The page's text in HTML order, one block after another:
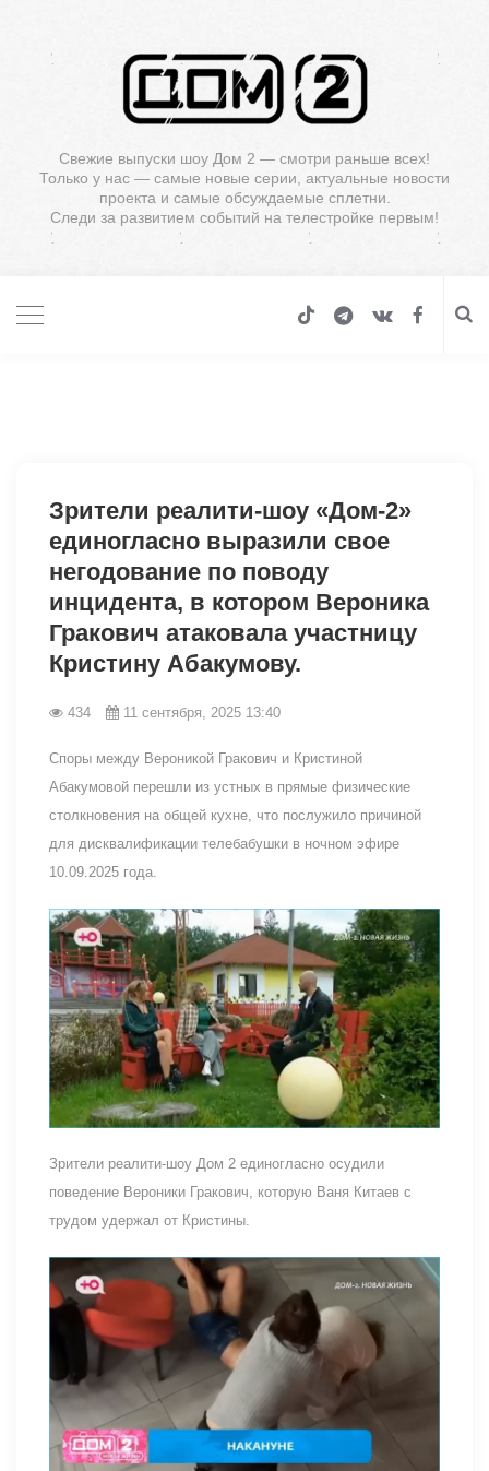
Свежие выпуски шоу Дом 2 — смотри раньше всех!
Только у нас — самые новые серии, актуальные новости
проекта и самые обсуждаемые сплетни.
Следи за развитием событий на телестройке первым!
Зрители реалити-шоу «Дом-2»
единогласно выразили свое
негодование по поводу
инцидента, в котором Вероника
Гракович атаковала участницу
Кристину Абакумову.
434 11 сентября, 2025 13:40
Споры между Вероникой Гракович и Кристиной
Абакумовой перешли из устных в прямые физические
столкновения на общей кухне, что послужило причиной
для дисквалификации телебабушки в ночном эфире
10.09.2025 года.
Зрители реалити-шоу Дом 2 единогласно осудили
поведение Вероники Гракович, которую Ваня Китаев с
трудом удержал от Кристины.